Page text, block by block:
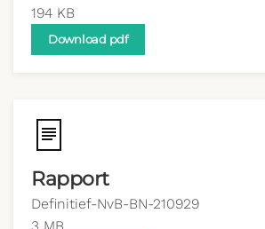
194 KB
Download pdf
Rapport
Definitief-NvB-BN-210929